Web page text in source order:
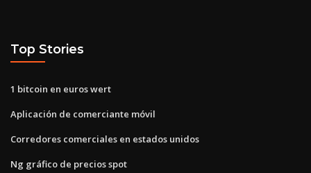
Top Stories
1 bitcoin en euros wert
Aplicación de comerciante móvil
Corredores comerciales en estados unidos
Ng gráfico de precios spot